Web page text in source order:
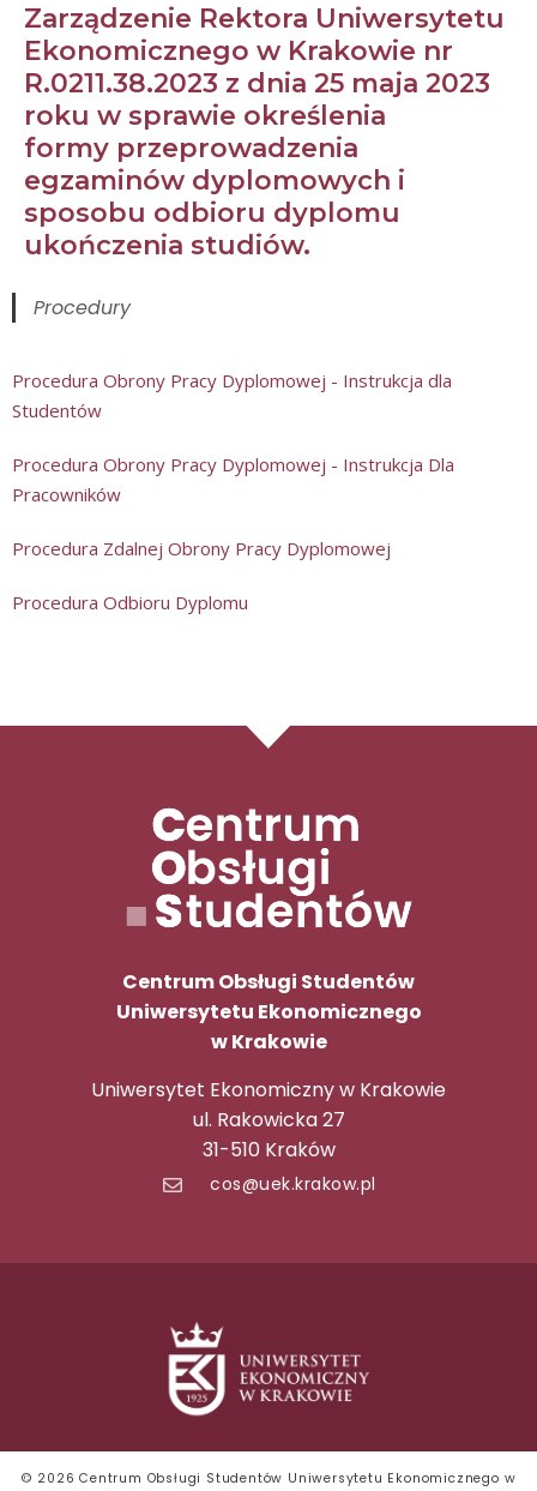
Zarządzenie Rektora Uniwersytetu
Ekonomicznego w Krakowie nr
R.0211.38.2023 z dnia 25 maja 2023
roku w sprawie określenia
formy przeprowadzenia
egzaminów dyplomowych i
sposobu odbioru dyplomu
ukończenia studiów.
Procedury
Procedura Obrony Pracy Dyplomowej - Instrukcja dla
Studentów
Procedura Obrony Pracy Dyplomowej - Instrukcja Dla
Pracowników
Procedura Zdalnej Obrony Pracy Dyplomowej
Procedura Odbioru Dyplomu
Centrum Obsługi Studentów
Uniwersytetu Ekonomicznego
w Krakowie
Uniwersytet Ekonomiczny w Krakowie
ul. Rakowicka 27
31-510 Kraków
cos@uek.krakow.pl
© 2026 Centrum Obsługi Studentów Uniwersytetu Ekonomicznego w